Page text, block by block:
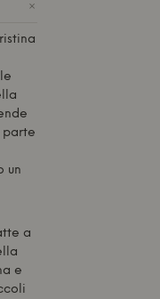
+
parte
un
a
e